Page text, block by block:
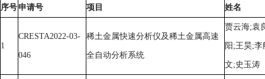
序号申请号 项目 姓名
1
CRESTA2022-03-
046
稀土金属快速分析仪及稀土金属高速
全自动分析系统
贾云海;袁
阳;王昊;
文;史玉涛